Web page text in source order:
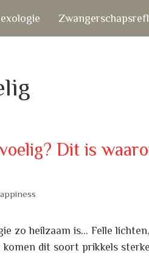
Dit is
zo heilzaam is… Felle
dit soort prikkels